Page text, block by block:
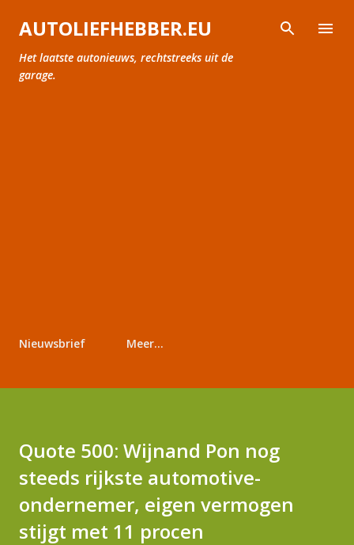
Doorgaan naar hoofdcontent
AUTOLIEFHEBBER.EU
Het laatste autonieuws, rechtstreeks uit de
garage.
Nieuwsbrief Meer…
Quote 500: Wijnand Pon nog
steeds rijkste automotive-
ondernemer, eigen vermogen
stijgt met 11 procen